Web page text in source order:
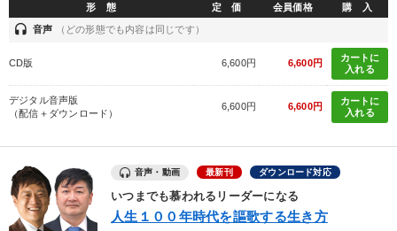
形 態 定 価 会員価格 購 入
headset 音声 （どの形態でも内容は同じです）
CD版 6,600円 6,600円
カートに
入れる
デジタル音声版
（配信＋ダウンロード）
6,600円 6,600円
カートに
入れる
音声・動画 最新刊 ダウンロード対応
いつまでも慕われるリーダーになる
人生１００年時代を謳歌する生き方